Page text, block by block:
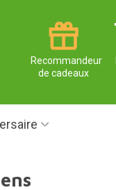
Recommandeur
de cadeaux